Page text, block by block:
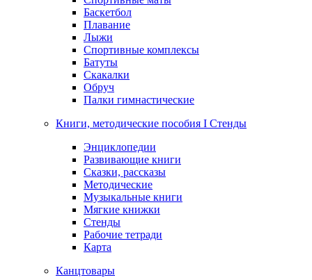
Баскетбол
Плавание
Лыжи
Спортивные комплексы
Батуты
Скакалки
Обруч
Палки гимнастические
Книги, методические пособия I Стенды
Энциклопедии
Развивающие книги
Сказки, рассказы
Методические
Музыкальные книги
Мягкие книжки
Стенды
Рабочие тетради
Карта
Канцтовары